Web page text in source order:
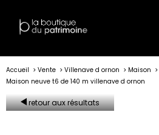
Accueil Vente Villenave d ornon Maison
Maison neuve t6 de 140 m villenave d ornon
retour aux résultats